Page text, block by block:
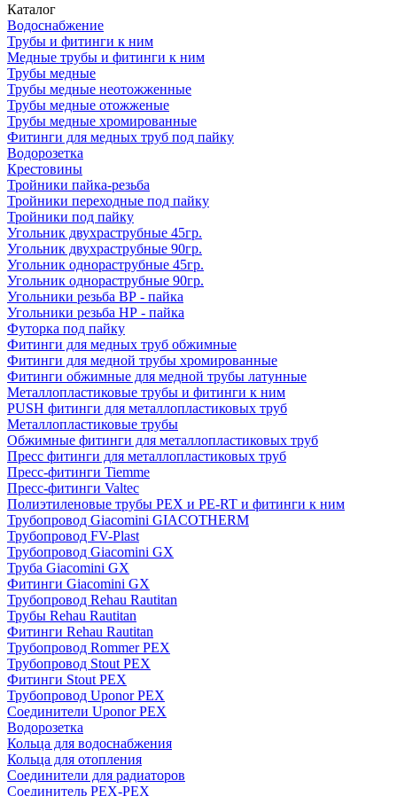
Каталог
Водоснабжение
Трубы и фитинги к ним
Медные трубы и фитинги к ним
Трубы медные
Трубы медные неотожженные
Трубы медные отожженые
Трубы медные хромированные
Фитинги для медных труб под пайку
Водорозетка
Крестовины
Тройники пайка-резьба
Тройники переходные под пайку
Тройники под пайку
Угольник двухраструбные 45гр.
Угольник двухраструбные 90гр.
Угольник однораструбные 45гр.
Угольник однораструбные 90гр.
Угольники резьба ВР - пайка
Угольники резьба НР - пайка
Футорка под пайку
Фитинги для медных труб обжимные
Фитинги для медной трубы хромированные
Фитинги обжимные для медной трубы латунные
Металлопластиковые трубы и фитинги к ним
PUSH фитинги для металлопластиковых труб
Металлопластиковые трубы
Обжимные фитинги для металлопластиковых труб
Пресс фитинги для металлопластиковых труб
Пресс-фитинги Tiemme
Пресс-фитинги Valtec
Полиэтиленовые трубы PEX и PE-RT и фитинги к ним
Трубопровод Giacomini GIACOTHERM
Трубопровод FV-Plast
Трубопровод Giacomini GX
Труба Giacomini GX
Фитинги Giacomini GX
Трубопровод Rehau Rautitan
Трубы Rehau Rautitan
Фитинги Rehau Rautitan
Трубопровод Rommer PEX
Трубопровод Stout PEX
Фитинги Stout PEX
Трубопровод Uponor PEX
Соединители Uponor PEX
Водорозетка
Кольца для водоснабжения
Кольца для отопления
Соединители для радиаторов
Соединитель PEX-PEX